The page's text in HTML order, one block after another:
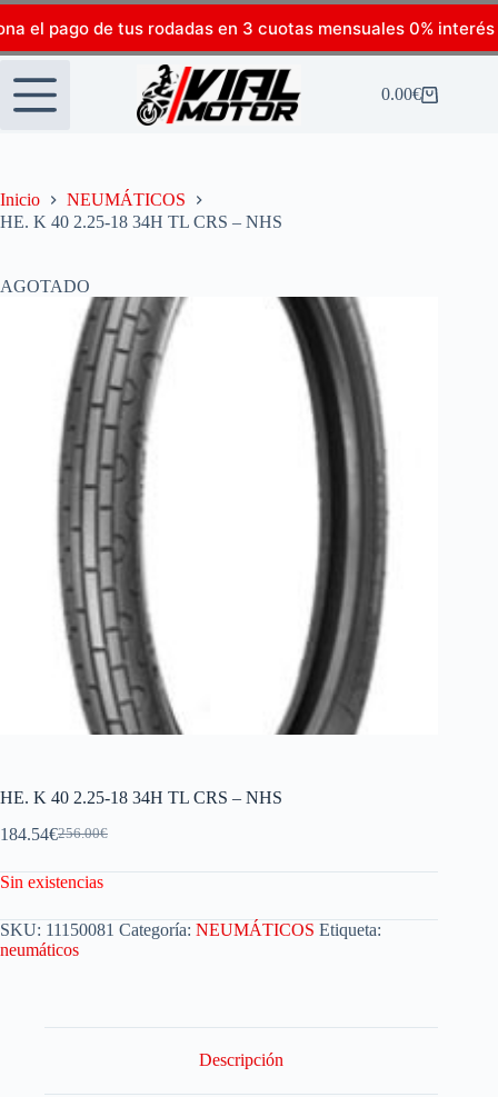
el pago de tus rodadas en 3 cuotas mensuales 0% interés
0.00€
Inicio
NEUMÁTICOS
HE. K 40 2.25-18 34H TL CRS – NHS
AGOTADO
HE. K 40 2.25-18 34H TL CRS – NHS
256.00€
184.54€
Sin existencias
SKU: 11150081 Categoría: NEUMÁTICOS Etiqueta:
neumáticos
Descripción